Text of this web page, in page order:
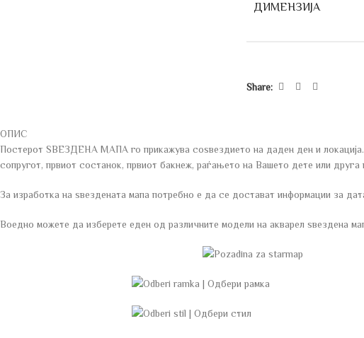
ДИМЕНЗИЈА
Share:
ОПИС
Постерот ЅВЕЗДЕНА МАПА го прикажува соѕвездието на даден ден и локација.
сопругот, првиот состанок, првиот бакнеж, раѓањето на Вашето дете или
За изработка на ѕвездената мапа потребно е да се достават информации за
Воедно можете да изберете еден од различните модели на акварел ѕвездена